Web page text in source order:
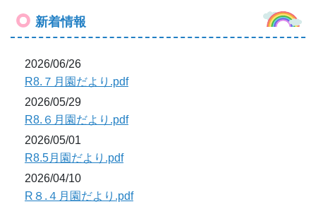
新着情報
2026/06/26
R8.７月園だより.pdf
2026/05/29
R8.６月園だより.pdf
2026/05/01
R8.5月園だより.pdf
2026/04/10
R８.４月園だより.pdf